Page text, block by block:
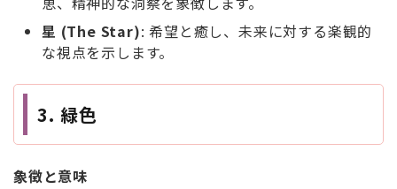
星 (The Star): 希望と癒し、未来に対する楽観的
な視点を示します。
3. 緑色
象徴と意味